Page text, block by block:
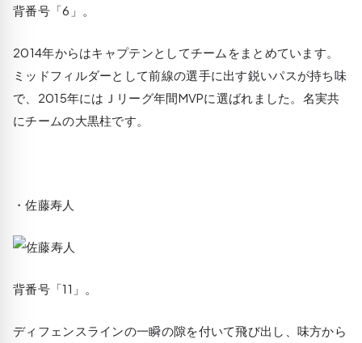
背番号「6」。
2014年からはキャプテンとしてチームをまとめています。
ミッドフィルダーとして前線の選手に出す鋭いパスが持ち味
で、2015年にはＪリーグ年間MVPに選ばれました。名実共
にチームの大黒柱です。
・佐藤寿人
背番号「11」。
ディフェンスラインの一瞬の隙を付いて飛び出し、味方から